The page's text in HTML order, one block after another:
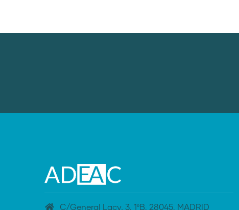
C/General Lacy, 3. 1ºB. 28045. MADRID